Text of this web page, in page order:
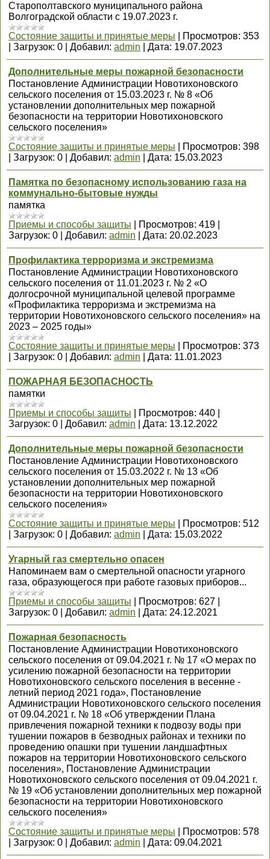
Старополтавского муниципального района
Волгоградской области с 19.07.2023 г.
Состояние защиты и принятые меры
Просмотров: 353
Загрузок: 0 Добавил: admin Дата: 19.07.2023
Дополнительные меры пожарной безопасности
Постановление Администрации Новотихоновского
сельского поселения от 15.03.2023 г. № 8 «Об
установлении дополнительных мер пожарной
безопасности на территории Новотихоновского
сельского поселения»
Состояние защиты и принятые меры
Просмотров: 398
Загрузок: 0 Добавил: admin Дата: 15.03.2023
Памятка по безопасному использованию газа на
коммунально-бытовые нужды
памятка
Приемы и способы защиты
Просмотров: 419
Загрузок: 0 Добавил: admin Дата: 20.02.2023
Профилактика терроризма и экстремизма
Постановление Администрации Новотихоновского
сельского поселения от 11.01.2023 г. № 2 «О
долгосрочной муниципальной целевой программе
«Профилактика терроризма и экстремизма на
территории Новотихоновского сельского поселения» на
2023 – 2025 годы»
Состояние защиты и принятые меры
Просмотров: 373
Загрузок: 0 Добавил: admin Дата: 11.01.2023
ПОЖАРНАЯ БЕЗОПАСНОСТЬ
памятки
Приемы и способы защиты
Просмотров: 440
Загрузок: 0 Добавил: admin Дата: 13.12.2022
Дополнительные меры пожарной безопасности
Постановление Администрации Новотихоновского
сельского поселения от 15.03.2022 г. № 13 «Об
установлении дополнительных мер пожарной
безопасности на территории Новотихоновского
сельского поселения»
Состояние защиты и принятые меры
Просмотров: 512
Загрузок: 0 Добавил: admin Дата: 15.03.2022
Угарный газ смертельно опасен
Напоминаем вам о смертельной опасности угарного
газа, образующегося при работе газовых приборов...
Приемы и способы защиты
Просмотров: 627
Загрузок: 0 Добавил: admin Дата: 24.12.2021
Пожарная безопасность
Постановление Администрации Новотихоновского
сельского поселения от 09.04.2021 г. № 17 «О мерах по
усилению пожарной безопасности на территории
Новотихоновского сельского поселения в весенне -
летний период 2021 года», Постановление
Администрации Новотихоновского сельского поселения
от 09.04.2021 г. № 18 «Об утверждении Плана
привлечения пожарной техники к подвозу воды при
тушении пожаров в безводных районах и техники по
проведению опашки при тушении ландшафтных
пожаров на территории Новотихоновского сельского
поселения», Постановление Администрации
Новотихоновского сельского поселения от 09.04.2021 г.
№ 19 «Об установлении дополнительных мер пожарной
безопасности на территории Новотихоновского
сельского поселения»
Состояние защиты и принятые меры
Просмотров: 578
Загрузок: 0 Добавил: admin Дата: 09.04.2021